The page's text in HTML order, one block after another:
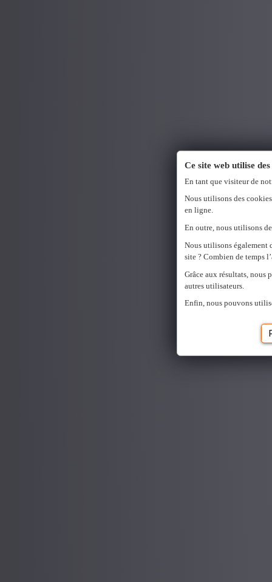
Ce site web utilise
En tant que visiteur de
Nous utilisons des
en ligne.
En outre, nous utilisons
Nous utilisons également
site ? Combien de temps
Grâce aux résultats, nous
autres utilisateurs.
Enfin, nous pouvons